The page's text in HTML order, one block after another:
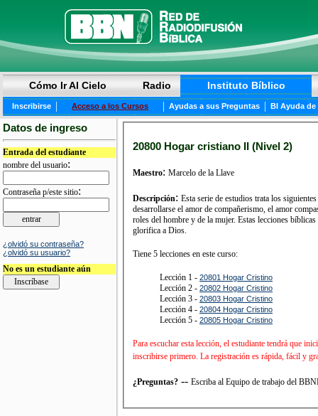
Cómo Ir Al Cielo Radio Instituto Bíblico
Inscribirse | Acceso a los Cursos | Ayudas a sus Preguntas | BI Ayuda
Datos de ingreso
Entrada del estudiante
nombre del usuario:
Contraseña p/este sitio:
¿olvidó su contraseña?
¿olvidó su usuario?
No es un estudiante aún
20800 Hogar cristiano II (Nivel 2)
Maestro: Marcelo de la Llave
Descripción: Esta serie de estudios trata los
desarrollarse el amor de compañerismo, el amor
roles del hombre y de la mujer. Estas lecciones
glorifica a Dios.
Tiene 5 lecciones en este curso:
Lección 1 - 20801 Hogar Cristino
Lección 2 - 20802 Hogar Cristino
Lección 3 - 20803 Hogar Cristino
Lección 4 - 20804 Hogar Cristino
Lección 5 - 20805 Hogar Cristino
Para escuchar esta lección, el estudiante tendrá que
inscribirse primero. La registración es rápida, fácil y
¿Preguntas? -- Escriba al Equipo de trabajo del